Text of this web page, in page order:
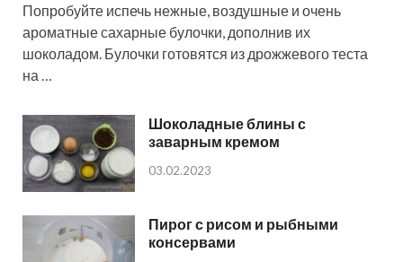
Попробуйте испечь нежные, воздушные и очень
ароматные сахарные булочки, дополнив их
шоколадом. Булочки готовятся из дрожжевого теста
на …
Шоколадные блины с
заварным кремом
03.02.2023
Пирог с рисом и рыбными
консервами